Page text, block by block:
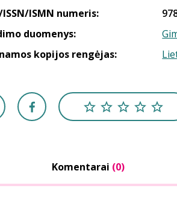
ISSN/ISMN numeris:
duomenys:
kopijos rengėjas:
Komentarai (0)